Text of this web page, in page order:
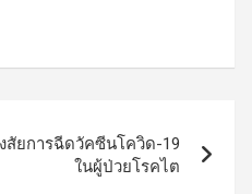
ยการฉีดวัคซีนโควิด-19
ในผู้ป่วยโรคไต